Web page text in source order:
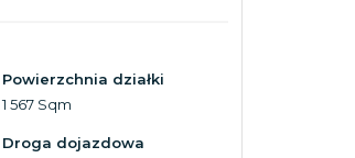
Powierzchnia działki
1 567 Sqm
Droga dojazdowa